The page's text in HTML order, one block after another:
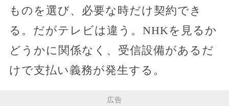
ものを選び、必要な時だけ契約でき
る。だがテレビは違う。NHKを見るか
どうかに関係なく、受信設備があるだ
けで支払い義務が発生する。
広告